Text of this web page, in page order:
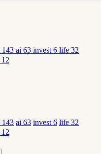
143 ai 63 invest 6 life 32
12
143 ai 63 invest 6 life 32
12